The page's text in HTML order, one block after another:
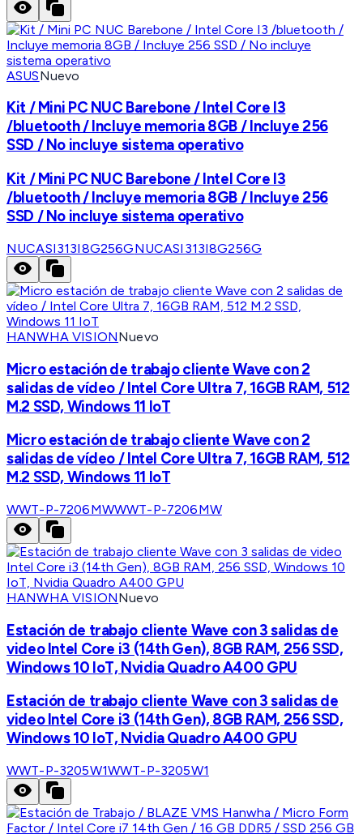
ASUSNuevo
Kit / Mini PC NUC Barebone / Intel Core I3
/bluetooth / Incluye memoria 8GB / Incluye 256
SSD / No incluye sistema operativo
Kit / Mini PC NUC Barebone / Intel Core I3
/bluetooth / Incluye memoria 8GB / Incluye 256
SSD / No incluye sistema operativo
NUCASI313I8G256GNUCASI313I8G256G
HANWHA VISIONNuevo
Micro estación de trabajo cliente Wave con 2
salidas de vídeo / Intel Core Ultra 7, 16GB RAM, 512
M.2 SSD, Windows 11 IoT
Micro estación de trabajo cliente Wave con 2
salidas de vídeo / Intel Core Ultra 7, 16GB RAM, 512
M.2 SSD, Windows 11 IoT
WWT-P-7206MWWWT-P-7206MW
HANWHA VISIONNuevo
Estación de trabajo cliente Wave con 3 salidas de
video Intel Core i3 (14th Gen), 8GB RAM, 256 SSD,
Windows 10 IoT, Nvidia Quadro A400 GPU
Estación de trabajo cliente Wave con 3 salidas de
video Intel Core i3 (14th Gen), 8GB RAM, 256 SSD,
Windows 10 IoT, Nvidia Quadro A400 GPU
WWT-P-3205W1WWT-P-3205W1